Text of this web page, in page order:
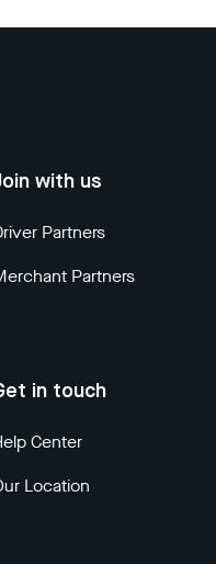
with us
Partners
Partners
in touch
Center
Location